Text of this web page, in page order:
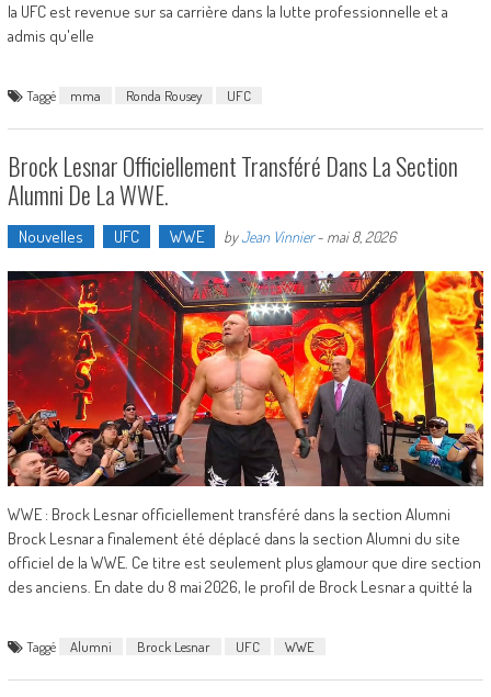
la UFC est revenue sur sa carrière dans la lutte professionnelle et a
admis qu'elle
Taggé mma Ronda Rousey UFC
Brock Lesnar Officiellement Transféré Dans La Section
Alumni De La WWE.
Nouvelles UFC WWE byJean Vinnier- mai 8, 2026
WWE : Brock Lesnar officiellement transféré dans la section Alumni
Brock Lesnar a finalement été déplacé dans la section Alumni du site
officiel de la WWE. Ce titre est seulement plus glamour que dire section
des anciens. En date du 8 mai 2026, le profil de Brock Lesnar a quitté la
Taggé Alumni Brock Lesnar UFC WWE